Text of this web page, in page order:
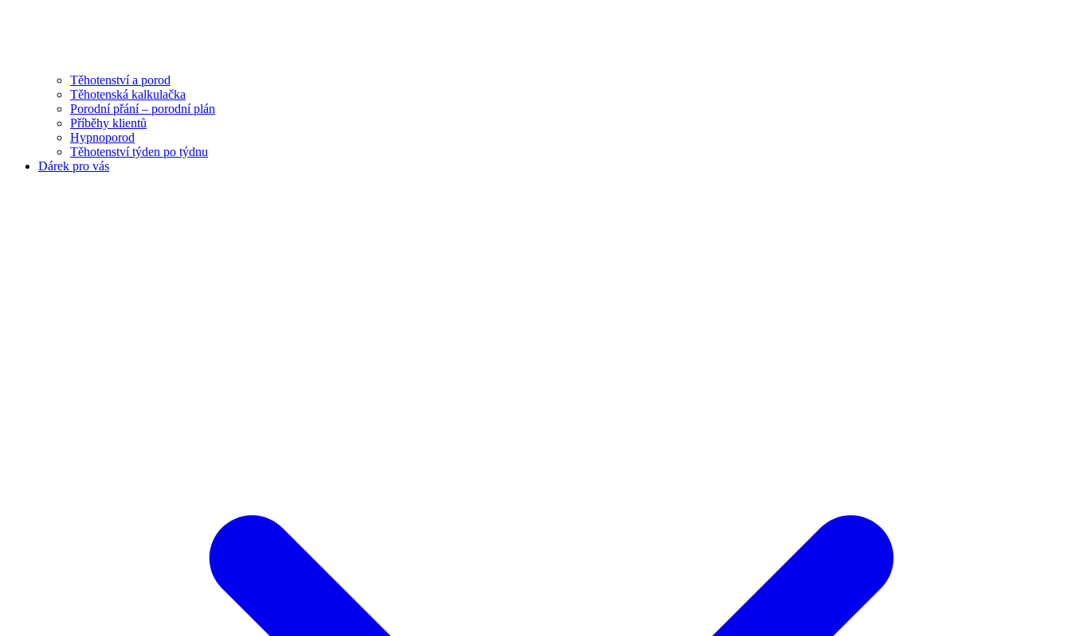
Těhotenství a porod
Těhotenská kalkulačka
Porodní přání – porodní plán
Příběhy klientů
Hypnoporod
Těhotenství týden po týdnu
Dárek pro vás